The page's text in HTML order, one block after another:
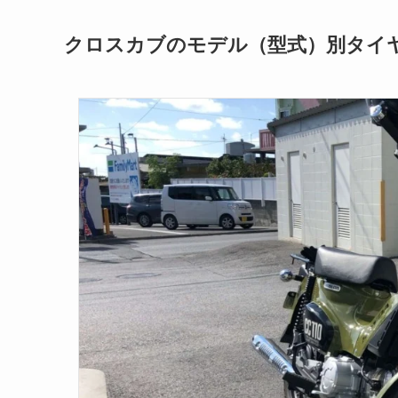
クロスカブのモデル（型式）別タイ